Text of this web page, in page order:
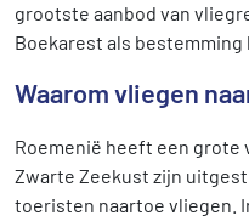
grootste aanbod van
Boekarest als bestemming
Waarom vliegen
Roemenië heeft een grote
Zwarte Zeekust zijn
toeristen naartoe vliegen.